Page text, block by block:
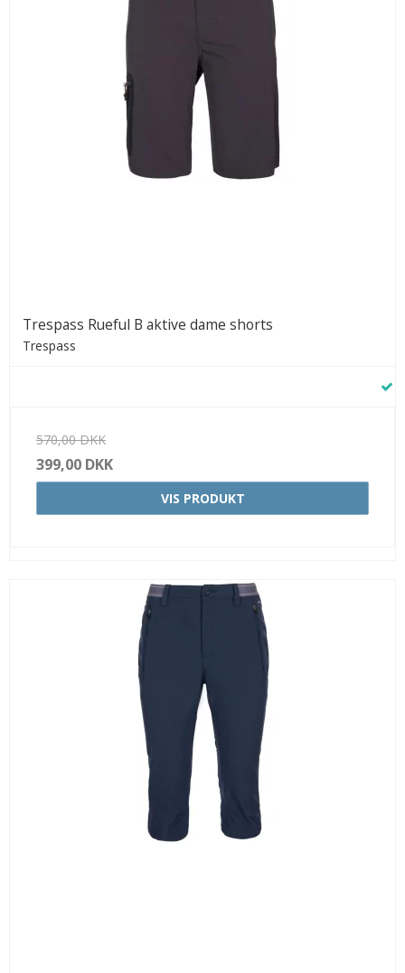
Trespass Rueful B aktive dame shorts
Trespass
570,00 DKK
399,00 DKK
VIS PRODUKT